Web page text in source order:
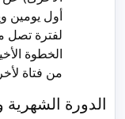
أول يومين
الخطوة
من فتاة
الدورة الشهرية